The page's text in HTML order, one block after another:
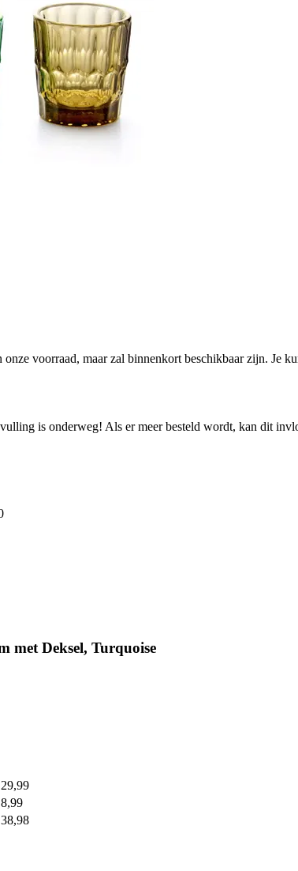
voorraad, maar zal binnenkort beschikbaar zijn. Je
is onderweg! Als er meer besteld wordt, kan dit
met Deksel, Turquoise